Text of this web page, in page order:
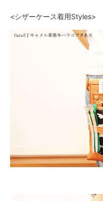
<シザーケース着用Styles>